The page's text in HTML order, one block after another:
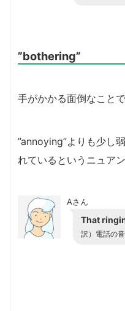
”bothering”
手がかかる面倒なこと
”annoying”よりも少し
れているというニュア
Aさん
That
訳） 電話の